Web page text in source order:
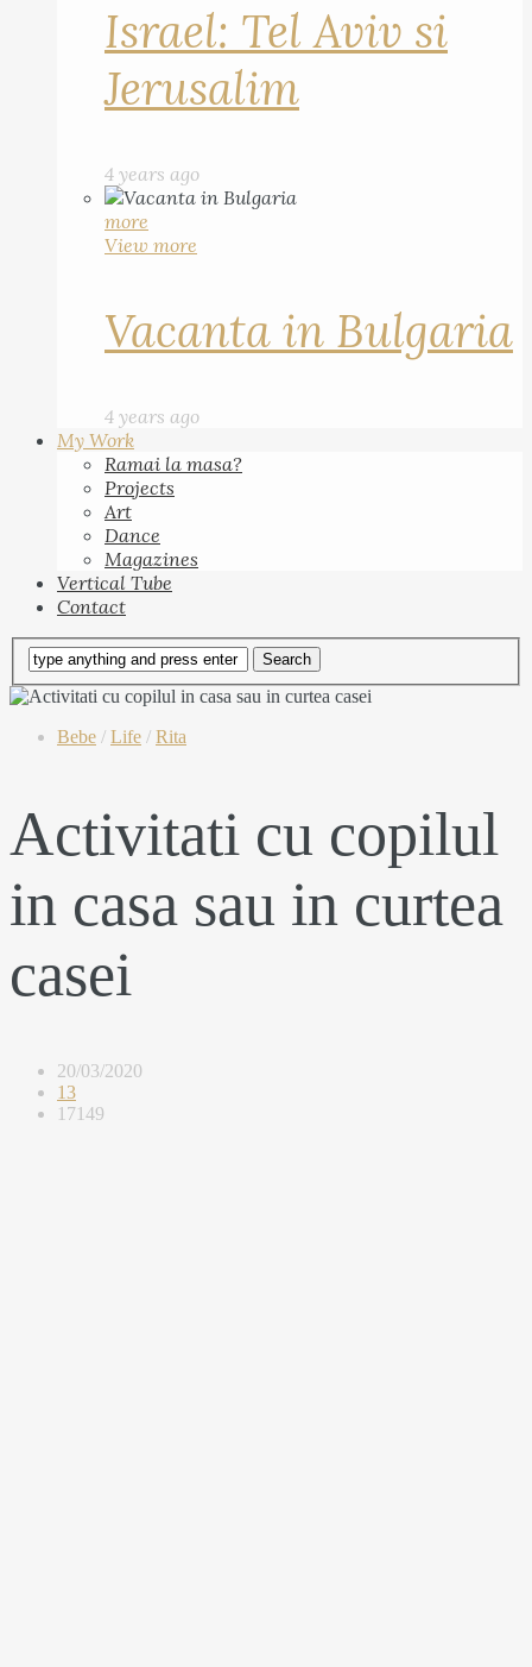
Israel: Tel Aviv si
Jerusalim
4 years ago
more
View more
Vacanta in Bulgaria
4 years ago
My Work
Ramai la masa?
Projects
Art
Dance
Magazines
Vertical Tube
Contact
Bebe / Life / Rita
Activitati cu copilul
in casa sau in curtea
casei
20/03/2020
13
17149